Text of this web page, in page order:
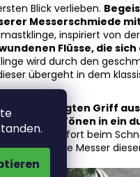
Blick verlieben.
Messerschmiede
inspiriert von
Flüsse, die sich
wird durch den
übergeht in dem
Griff
warmen Tönen in ein
und Komfort beim
befinden. Die Messer